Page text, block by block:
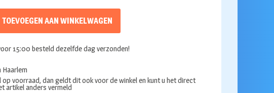
TOEVOEGEN AAN WINKELWAGEN
15:00 besteld dezelfde dag verzonden!
Haarlem
voorraad, dan geldt dit ook voor de winkel en kunt u het direct
artikel anders vermeld